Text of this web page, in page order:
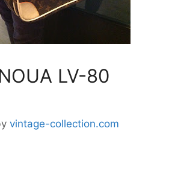
LV-80
vintage-collection.com